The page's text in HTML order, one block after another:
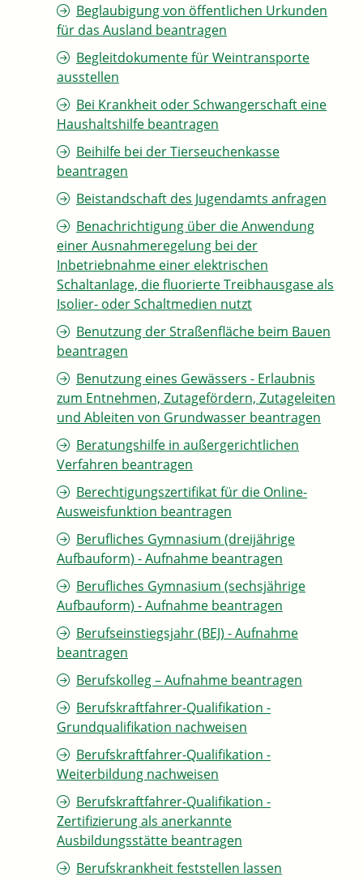
Beglaubigung von öffentlichen Urkunden
für das Ausland beantragen
Begleitdokumente für Weintransporte
ausstellen
Bei Krankheit oder Schwangerschaft eine
Haushaltshilfe beantragen
Beihilfe bei der Tierseuchenkasse
beantragen
Beistandschaft des Jugendamts anfragen
Benachrichtigung über die Anwendung
einer Ausnahmeregelung bei der
Inbetriebnahme einer elektrischen
Schaltanlage, die fluorierte Treibhausgase als
Isolier- oder Schaltmedien nutzt
Benutzung der Straßenfläche beim Bauen
beantragen
Benutzung eines Gewässers - Erlaubnis
zum Entnehmen, Zutagefördern, Zutageleiten
und Ableiten von Grundwasser beantragen
Beratungshilfe in außergerichtlichen
Verfahren beantragen
Berechtigungszertifikat für die Online-
Ausweisfunktion beantragen
Berufliches Gymnasium (dreijährige
Aufbauform) - Aufnahme beantragen
Berufliches Gymnasium (sechsjährige
Aufbauform) - Aufnahme beantragen
Berufseinstiegsjahr (BEJ) - Aufnahme
beantragen
Berufskolleg – Aufnahme beantragen
Berufskraftfahrer-Qualifikation -
Grundqualifikation nachweisen
Berufskraftfahrer-Qualifikation -
Weiterbildung nachweisen
Berufskraftfahrer-Qualifikation -
Zertifizierung als anerkannte
Ausbildungsstätte beantragen
Berufskrankheit feststellen lassen